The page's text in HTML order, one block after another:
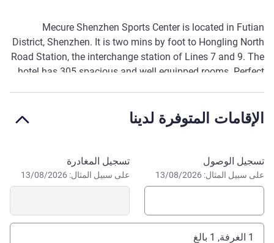
الوصف
Mecure Shenzhen Sports Center is located in Futian
District, Shenzhen. It is two mins by foot to Hongling North
Road Station, the interchange station of Lines 7 and 9. The
hotel has 305 spacious and well equipped rooms. Perfect
الإقامات المتوفرة لدينا
احجز في هذا الفندق
تسجيل الوصول
على سبيل المثال: 13/08/2026
تسجيل المغادرة
على سبيل المثال: 13/08/2026
1 الغرفة, 1 بالغ